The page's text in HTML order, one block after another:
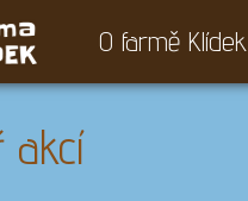
O farmě Klídek
akcí